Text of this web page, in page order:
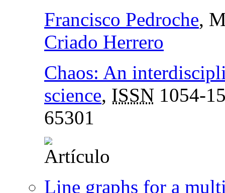
Francisco Pedroche,
Criado Herrero
Chaos: An
science, ISSN 1054-
65301
Line graphs for a